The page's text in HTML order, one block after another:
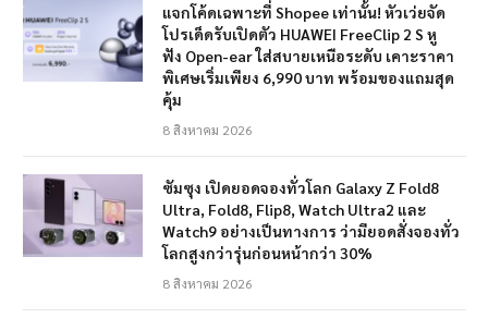
แจกโค้ดเฉพาะที่ Shopee เท่านั้น! หัวเว่ยจัด
โปรเด็ดรับเปิดตัว HUAWEI FreeClip 2 S หู
ฟัง Open-ear ใส่สบายเหนือระดับ เคาะราคา
พิเศษเริ่มเพียง 6,990 บาท พร้อมของแถมสุด
คุ้ม
8 สิงหาคม 2026
ซัมซุง เปิดยอดจองทั่วโลก Galaxy Z Fold8
Ultra, Fold8, Flip8, Watch Ultra2 และ
Watch9 อย่างเป็นทางการ ว่ามียอดสั่งจองทั่ว
โลกสูงกว่ารุ่นก่อนหน้ากว่า 30%
8 สิงหาคม 2026